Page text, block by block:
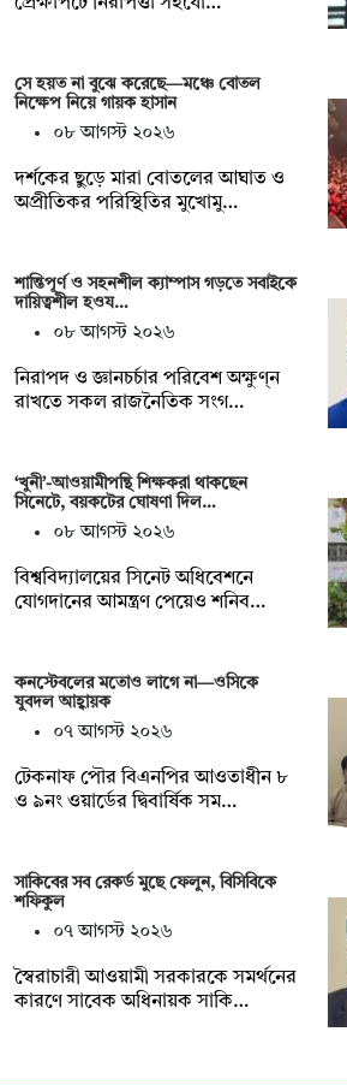
সে হয়ত না ‍বুঝে করেছে—মঞ্চে বোতল
নিক্ষেপ নিয়ে গায়ক হাসান
০৮ আগস্ট ২০২৬
দর্শকের ছুড়ে মারা বোতলের আঘাত ও
অপ্রীতিকর পরিস্থিতির মুখোমু…
শান্তিপূর্ণ ও সহনশীল ক্যাম্পাস গড়তে সবাইকে
দায়িত্বশীল হওয…
০৮ আগস্ট ২০২৬
নিরাপদ ও জ্ঞানচর্চার পরিবেশ অক্ষুণ্ন
রাখতে সকল রাজনৈতিক সংগ…
‘খুনী’-আওয়ামীপন্থি শিক্ষকরা থাকছেন
সিনেটে, বয়কটের ঘোষণা দিল…
০৮ আগস্ট ২০২৬
বিশ্ববিদ্যালয়ের সিনেট অধিবেশনে
যোগদানের আমন্ত্রণ পেয়েও শনিব…
কনস্টেবলের মতোও লাগে না—ওসিকে
যুবদল আহ্বায়ক
০৭ আগস্ট ২০২৬
টেকনাফ পৌর বিএনপির আওতাধীন ৮
ও ৯নং ওয়ার্ডের দ্বিবার্ষিক সম…
সাকিবের সব রেকর্ড মুছে ফেলুন, বিসিবিকে
শফিকুল
০৭ আগস্ট ২০২৬
স্বৈরাচারী আওয়ামী সরকারকে সমর্থনের
কারণে সাবেক অধিনায়ক সাকি…